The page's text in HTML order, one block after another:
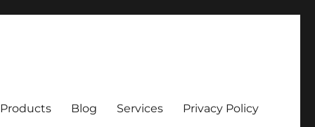
Products Blog Services Privacy Policy